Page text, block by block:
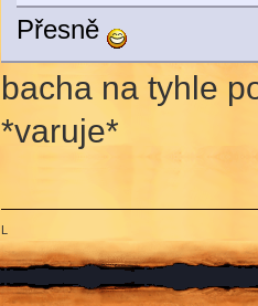
Přesně
bacha na tyhle
*varuje*
L